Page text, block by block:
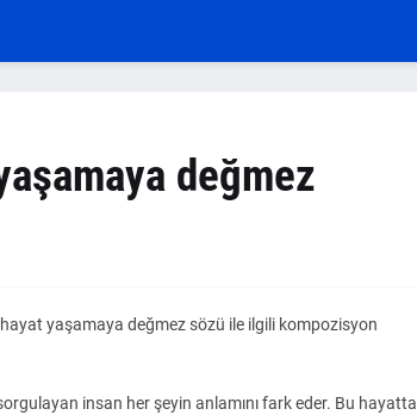
değmez
yaşamaya değmez sözü ile ilgili kompozisyon
insan her şeyin anlamını fark eder. Bu hayatta